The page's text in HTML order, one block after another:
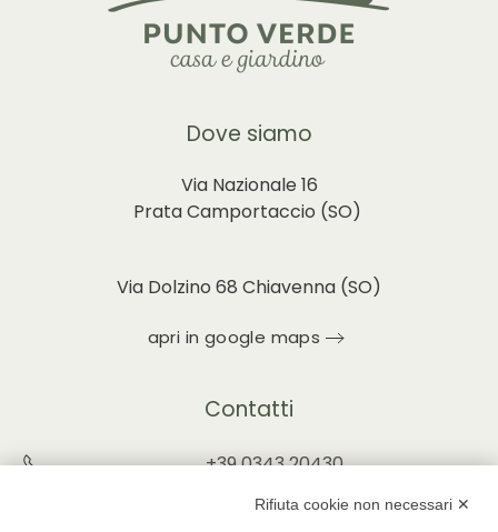
Dove siamo
Via Nazionale 16
Prata Camportaccio (SO)
Via Dolzino 68 Chiavenna (SO)
apri in google maps
Contatti
+39 0343 20430
INFO@PUNTOVERDEPRATA.IT
Rifiuta cookie non necessari ✕